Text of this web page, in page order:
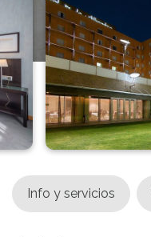
Info y servicios